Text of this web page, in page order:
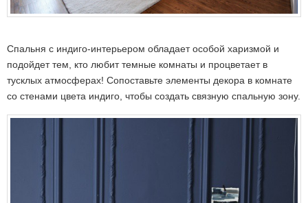
Спальня с индиго-интерьером обладает особой харизмой и
подойдет тем, кто любит темные комнаты и процветает в
тусклых атмосферах! Сопоставьте элементы декора в комнате
со стенами цвета индиго, чтобы создать связную спальную зону.